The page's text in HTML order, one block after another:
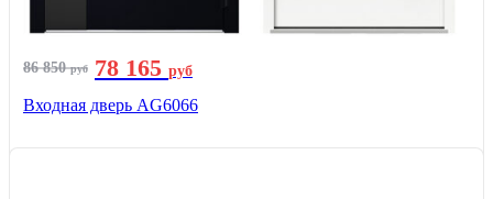
86 850руб 78 165 руб
Входная дверь AG6066